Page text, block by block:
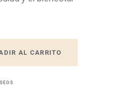
AL CARRITO